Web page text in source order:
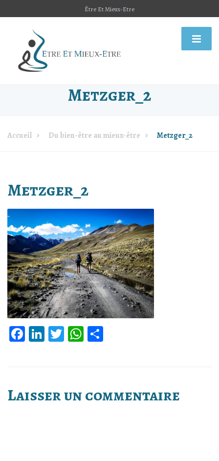
Être Et Mieux-Etre
Metzger_2
Accueil Du bien-être au mieux-être Metzger_2
Metzger_2
Facebook
LinkedIn
TwitterWhatsApp
Laisser un commentaire